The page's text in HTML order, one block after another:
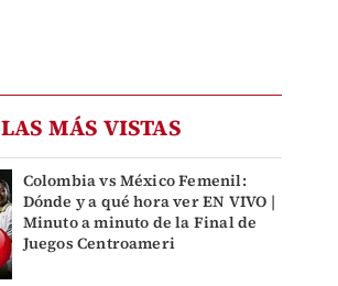
LAS MÁS VISTAS
Colombia vs México Femenil:
Dónde y a qué hora ver EN VIVO |
Minuto a minuto de la Final de
Juegos Centroameri